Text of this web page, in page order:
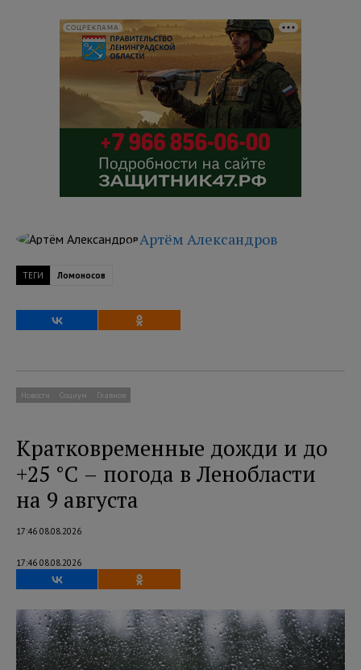
СОЦРЕКЛАМА
Артём Александров
ТЕГИ Ломоносов
Новости Социум Главное
Кратковременные дожди и до
+25 °C – погода в Ленобласти
на 9 августа
17:46 08.08.2026
17:46 08.08.2026